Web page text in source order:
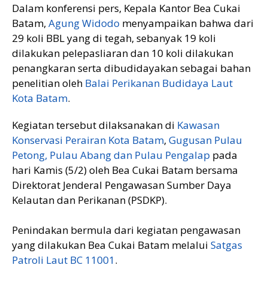
Dalam konferensi pers, Kepala Kantor Bea Cukai
Batam, Agung Widodo menyampaikan bahwa dari
29 koli BBL yang di tegah, sebanyak 19 koli
dilakukan pelepasliaran dan 10 koli dilakukan
penangkaran serta dibudidayakan sebagai bahan
penelitian oleh Balai Perikanan Budidaya Laut
Kota Batam.
Kegiatan tersebut dilaksanakan di Kawasan
Konservasi Perairan Kota Batam, Gugusan Pulau
Petong, Pulau Abang dan Pulau Pengalap pada
hari Kamis (5/2) oleh Bea Cukai Batam bersama
Direktorat Jenderal Pengawasan Sumber Daya
Kelautan dan Perikanan (PSDKP).
Penindakan bermula dari kegiatan pengawasan
yang dilakukan Bea Cukai Batam melalui Satgas
Patroli Laut BC 11001.